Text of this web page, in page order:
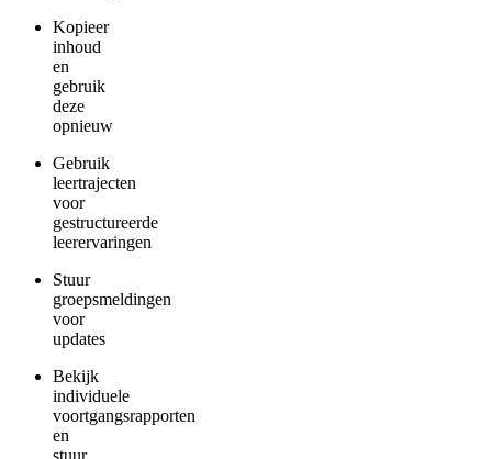
Kopieer
inhoud
en
gebruik
deze
opnieuw
Gebruik
leertrajecten
voor
gestructureerde
leerervaringen
Stuur
groepsmeldingen
voor
updates
Bekijk
individuele
voortgangsrapporten
en
stuur